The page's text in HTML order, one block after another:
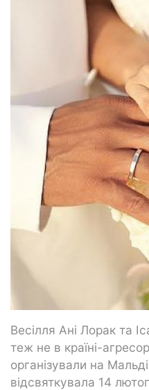
Весілля Ані Лорак та
теж не в країні-
організували на
відсвяткувала 14